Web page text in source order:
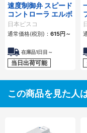
速度制御弁 スピード
コントローラ エルボ
日本ピスコ
通常価格(税別)： 615円 ～
在庫品1日目～
当日出荷可能
この商品を見た人